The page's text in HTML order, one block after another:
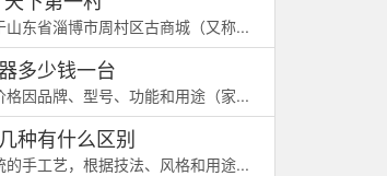
山东省淄博市周村区古商城（又称...
多少钱一台
格因品牌、型号、功能和用途（家...
种有什么区别
的手工艺，根据技法、风格和用途...